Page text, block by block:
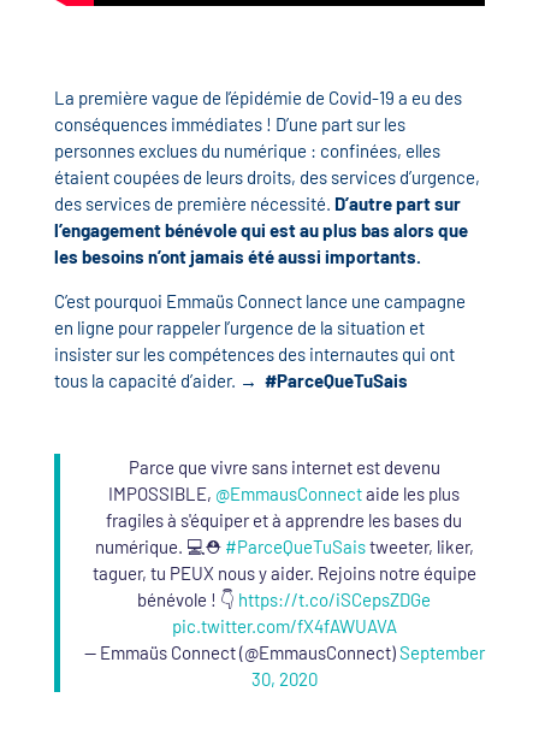
La première vague de l’épidémie de Covid-19 a eu des
conséquences immédiates ! D’une part sur les
personnes exclues du numérique : confinées, elles
étaient coupées de leurs droits, des services d’urgence,
des services de première nécessité. D’autre part sur
l’engagement bénévole qui est au plus bas alors que
les besoins n’ont jamais été aussi importants.
C’est pourquoi Emmaüs Connect lance une campagne
en ligne pour rappeler l’urgence de la situation et
insister sur les compétences des internautes qui ont
tous la capacité d’aider. → #ParceQueTuSais
Parce que vivre sans internet est devenu
IMPOSSIBLE, @EmmausConnectaide les plus
fragiles à s'équiper et à apprendre les bases du
numérique. 💻⛑️ #ParceQueTuSaistweeter, liker,
taguer, tu PEUX nous y aider. Rejoins notre équipe
bénévole ! 👇 https://t.co/iSCepsZDGe
pic.twitter.com/fX4fAWUAVA
— Emmaüs Connect (@EmmausConnect)September
30, 2020